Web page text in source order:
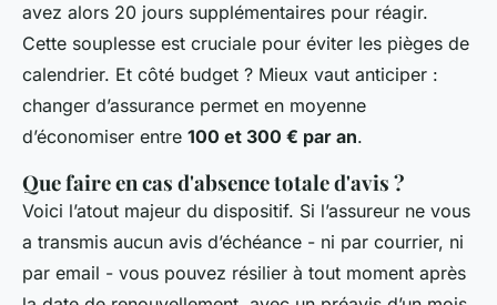
avez alors 20 jours supplémentaires pour réagir.
Cette souplesse est cruciale pour éviter les pièges de
calendrier. Et côté budget ? Mieux vaut anticiper :
changer d’assurance permet en moyenne
d’économiser entre 100 et 300 € par an.
Que faire en cas d'absence totale d'avis ?
Voici l’atout majeur du dispositif. Si l’assureur ne vous
a transmis aucun avis d’échéance - ni par courrier, ni
par email - vous pouvez résilier à tout moment après